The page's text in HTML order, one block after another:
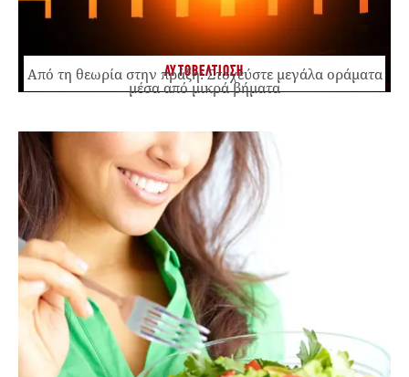
ΑΥΤΟΒΕΛΤΙΩΣΗ
Από τη θεωρία στην πράξη: Στοχεύστε μεγάλα οράματα
μέσα από μικρά βήματα